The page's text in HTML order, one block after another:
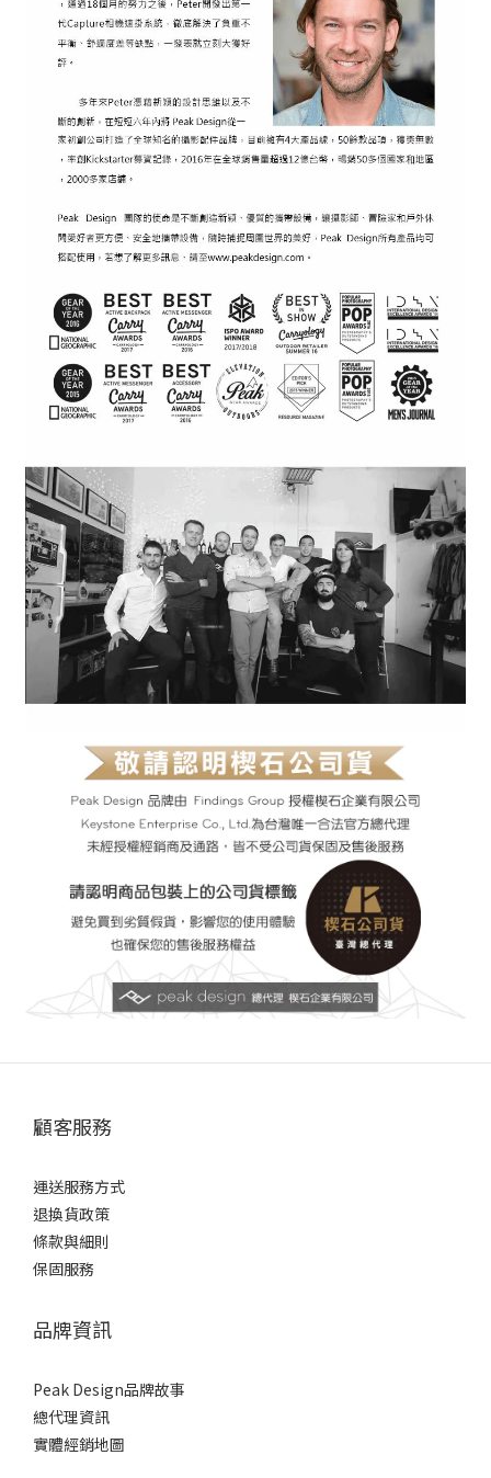
顧客服務
運送服務方式
退換貨政策
條款與細則
保固服務
品牌資訊
Peak Design品牌故事
總代理資訊
實體經銷地圖